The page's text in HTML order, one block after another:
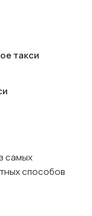
такси
самых
способов